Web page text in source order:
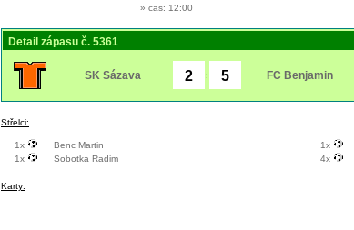
» cas: 12:00
Detail zápasu č. 5361
SK Sázava : FC Benjamin
Střelci:
1x
Benc Martin
1x
Sobotka Radim
1x
4x
Karty: